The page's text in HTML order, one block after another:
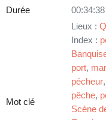
Durée
00:34:38
Mot clé
Lieux :
Index :
port,
pécheur,
pêche,
Scène